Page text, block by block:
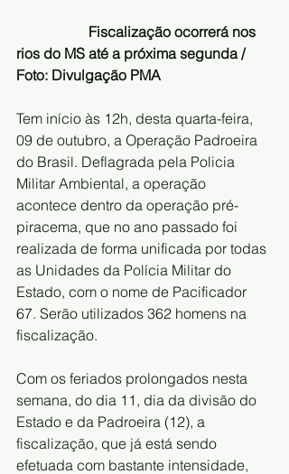
                   Fiscalização ocorrerá nos
rios do MS até a próxima segunda /
Foto: Divulgação PMA
Tem início às 12h, desta quarta-feira,
09 de outubro, a Operação Padroeira
do Brasil. Deflagrada pela Policia
Militar Ambiental, a operação
acontece dentro da operação pré-
piracema, que no ano passado foi
realizada de forma unificada por todas
as Unidades da Polícia Militar do
Estado, com o nome de Pacificador
67. Serão utilizados 362 homens na
fiscalização.
Com os feriados prolongados nesta
semana, do dia 11, dia da divisão do
Estado e da Padroeira (12), a
fiscalização, que já está sendo
efetuada com bastante intensidade,